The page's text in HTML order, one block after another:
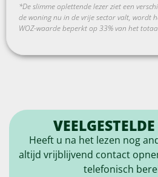
*De slimme oplettende lezer ziet een
de woning nu in de vrije sector valt, wordt
WOZ-waarde beperkt op 33% van het
Heeft u na het lezen nog
altijd vrijblijvend contact
telefonisch